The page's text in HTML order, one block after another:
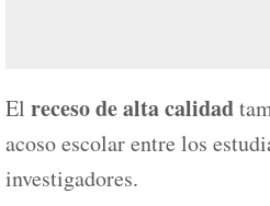
El receso de alta calidad
acoso escolar entre los
investigadores.